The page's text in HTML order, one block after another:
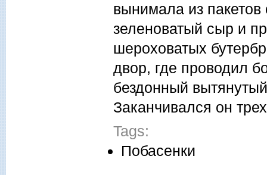
вынимала из
зеленоватый сыр и
шероховатых
двор, где проводил
бездонный
Заканчивался он
Tags:
Побасенки